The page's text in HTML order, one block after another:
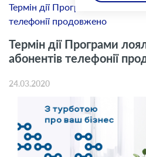
Термін дії Програми лояльності
телефонії продовжено
Термін дії Програми
абонентів телефонії
24.03.2020